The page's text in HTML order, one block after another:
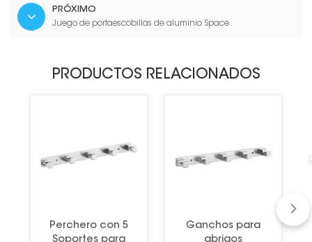
PRÓXIMO
Juego de portaescobillas de aluminio Space
PRODUCTOS RELACIONADOS
Perchero con 5
Soportes para
Ganchos para
abrigos